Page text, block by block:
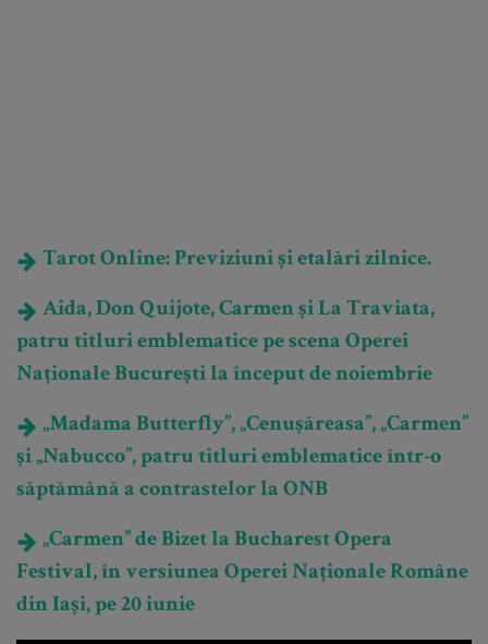
Tarot Online: Previziuni și etalări zilnice.
Aida, Don Quijote, Carmen și La Traviata,
patru titluri emblematice pe scena Operei
Naționale București la început de noiembrie
„Madama Butterfly”, „Cenușăreasa”, „Carmen”
și „Nabucco”, patru titluri emblematice într-o
săptămână a contrastelor la ONB
„Carmen” de Bizet la Bucharest Opera
Festival, în versiunea Operei Naționale Române
din Iași, pe 20 iunie